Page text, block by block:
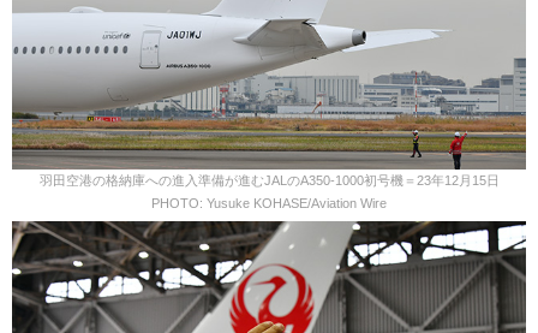
羽田空港の格納庫への進入準備が進むJALのA350-1000初号機＝23年12月15日
PHOTO: Yusuke KOHASE/Aviation Wire